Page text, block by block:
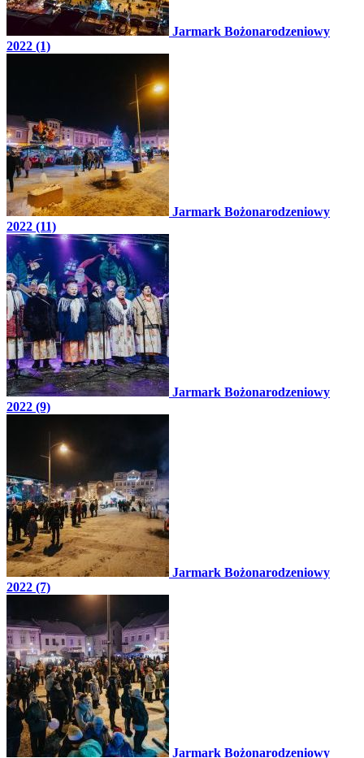
Jarmark Bożonarodzeniowy
2022 (1)
Jarmark Bożonarodzeniowy
2022 (11)
Jarmark Bożonarodzeniowy
2022 (9)
Jarmark Bożonarodzeniowy
2022 (7)
Jarmark Bożonarodzeniowy